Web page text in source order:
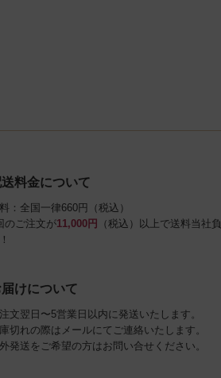
料金について
：全国一律660円（税込）
のご注文が11,000円
（税込）以上で送料当社負
けについて
文翌日〜5営業日以内に発送いたします。
切れの際はメールにてご連絡いたします。
発送をご希望の方はお問い合せください。